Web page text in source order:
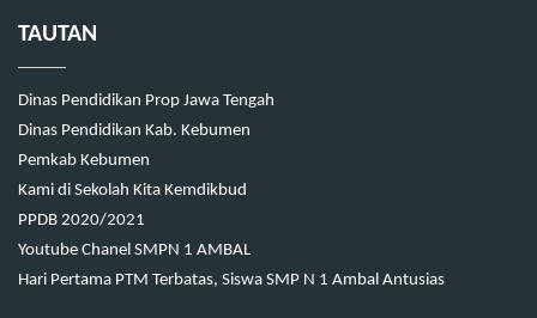
TAUTAN
Dinas Pendidikan Prop Jawa Tengah
Dinas Pendidikan Kab. Kebumen
Pemkab Kebumen
Kami di Sekolah Kita Kemdikbud
PPDB 2020/2021
Youtube Chanel SMPN 1 AMBAL
Hari Pertama PTM Terbatas, Siswa SMP N 1 Ambal Antusias